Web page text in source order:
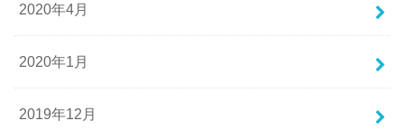
2020年4月
2020年1月
2019年12月